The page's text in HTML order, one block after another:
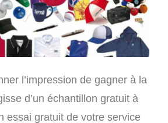
l’impression de gagner à la
d’un échantillon gratuit à
essai gratuit de votre service